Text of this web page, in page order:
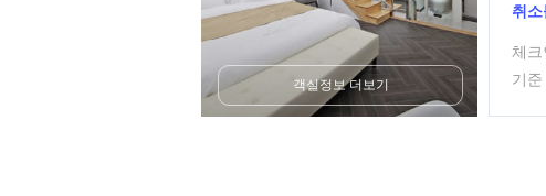
객실정보 더보기
취
체
기